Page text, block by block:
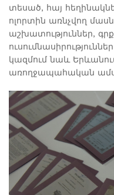
տեսած, հայ
ոլորտին առնչվող
աշխատություններ,
կազմում նաև
առողջապահական